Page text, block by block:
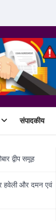
द्वीप समूह
हवेली और दमन एवं
संपादकीय